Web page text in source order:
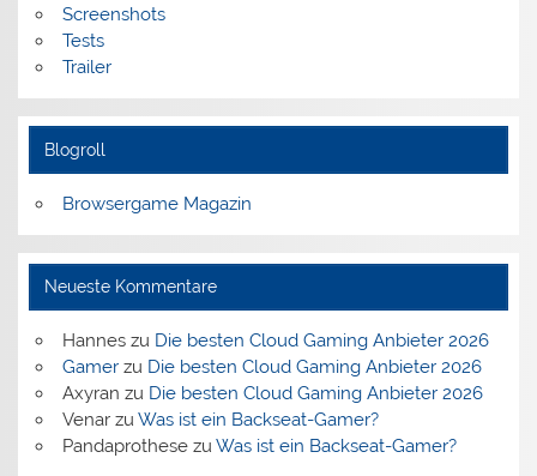
Screenshots
Tests
Trailer
Blogroll
Browsergame Magazin
Neueste Kommentare
Hanneszu Die besten Cloud Gaming Anbieter 2026
Gamerzu Die besten Cloud Gaming Anbieter 2026
Axyran zu Die besten Cloud Gaming Anbieter 2026
Venarzu Was ist ein Backseat-Gamer?
Pandaprothesezu Was ist ein Backseat-Gamer?